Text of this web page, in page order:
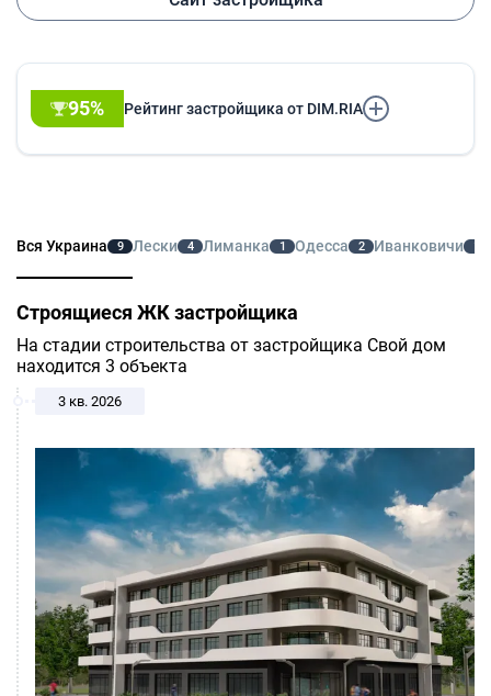
95% Рейтинг застройщика от DIM.RIA
Вся Украина 9 Лески 4 Лиманка 1 Одесса 2 Иванковичи
Строящиеся ЖК застройщика
На стадии строительства от застройщика Свой дом
находится 3 объекта
3 кв. 2026